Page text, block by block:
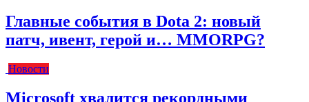
Главные события в Dota 2: новый
патч, ивент, герой и… MMORPG?
Новости
Microsoft хвалится рекордными